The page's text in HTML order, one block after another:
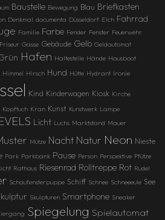
Baustelle Bewegung Blau Briefkasten
Denkmal documenta Düsseldorf Elch Fahrrad
Familie Farbe Fender Fenster Feuerwehr
Friseur Gasse Gebäude Gelb Geldautomat
Hafen Haltestelle Hände Hausboot
Himmel Hirsch Hund Hütte Hydrant Ironie
Kind Kinderwagen Kiosk Kirche
Kopftuch Kran Kunst Kunstwerk Lampe
Licht Luchs Marktstand Mauer
Mütze Nacht Natur Neon Nieste
Park Parkbank Pause Person Perspektive Pfütze
Rathaus Riesenrad Rolltreppe Rot Rudel
Schaufensterpuppe Schiff Schnee Schneeeule See
Skulpturen Smartphone Sneaker
Spiegelung Spielautomat